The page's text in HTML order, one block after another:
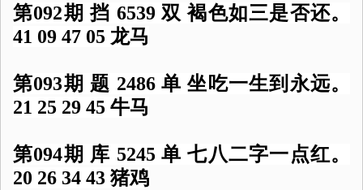
第092期 挡 6539 双 褐色如三是否还。
41 09 47 05 龙马
第093期 题 2486 单 坐吃一生到永远。
21 25 29 45 牛马
第094期 库 5245 单 七八二字一点红。
20 26 34 43 猪鸡